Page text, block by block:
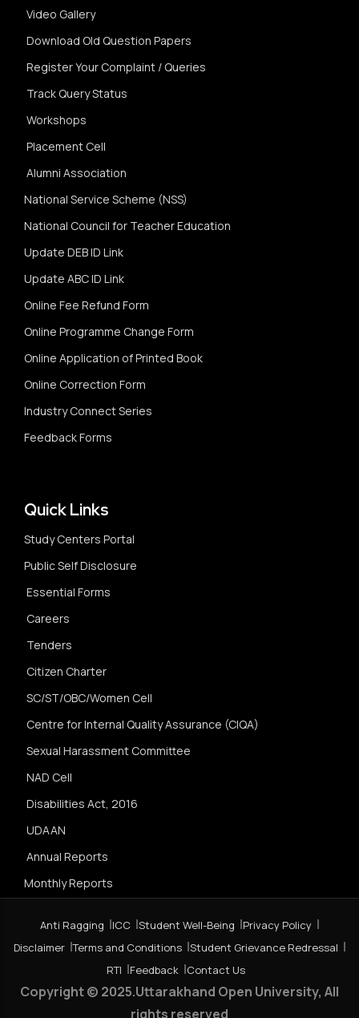
Video Gallery
Download Old Question Papers
Register Your Complaint / Queries
Track Query Status
Workshops
Placement Cell
Alumni Association
National Service Scheme (NSS)
National Council for Teacher Education
Update DEB ID Link
Update ABC ID Link
Online Fee Refund Form
Online Programme Change Form
Online Application of Printed Book
Online Correction Form
Industry Connect Series
Feedback Forms
Quick Links
Study Centers Portal
Public Self Disclosure
Essential Forms
Careers
Tenders
Citizen Charter
SC/ST/OBC/Women Cell
Centre for Internal Quality Assurance (CIQA)
Sexual Harassment Committee
NAD Cell
Disabilities Act, 2016
UDAAN
Annual Reports
Monthly Reports
Anti Ragging ICC Student Well-Being
Privacy Policy
Disclaimer Terms and Conditions Student Grievance Redressal
RTI
Feedback Contact Us
Copyright © 2025.Uttarakhand Open University, All
rights reserved